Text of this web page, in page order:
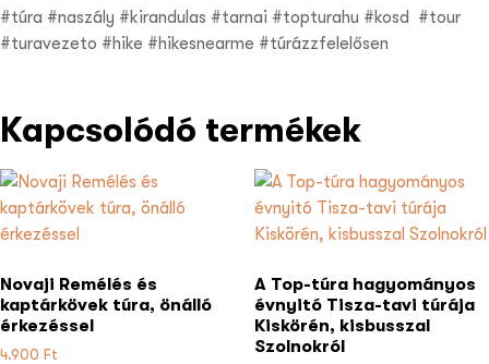
#túra #naszály #kirandulas #tarnai #topturahu #kosd #tour
#turavezeto #hike #hikesnearme #túrázzfelelősen
Kapcsolódó termékek
Novaji Remélés és
kaptárkövek túra, önálló
érkezéssel
4.900 Ft
A Top-túra hagyományos
évnyitó Tisza-tavi túrája
Kiskörén, kisbusszal
Szolnokról